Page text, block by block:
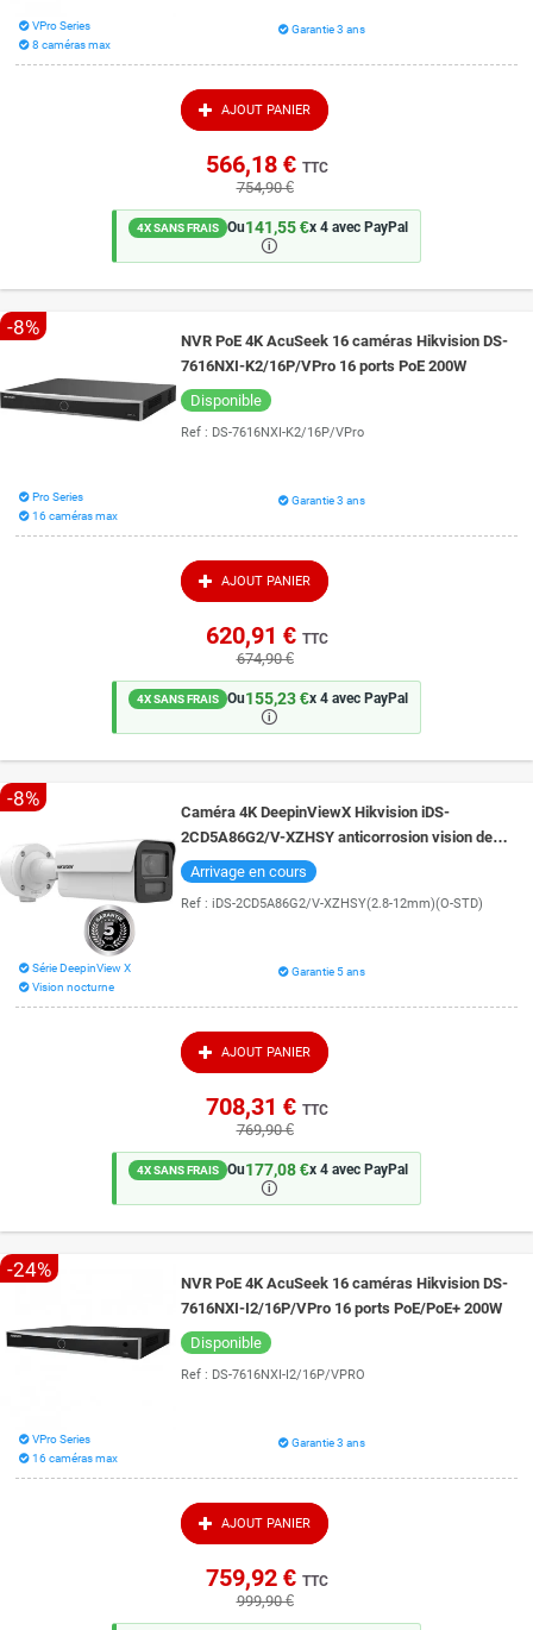
VPro Series
8 caméras max
Garantie 3 ans
AJOUT PANIER
566,18 € TTC
754,90 €
4X SANS FRAIS Ou141,55 €x 4 avec PayPal
🛈
-8%
NVR PoE 4K AcuSeek 16 caméras Hikvision DS-
7616NXI-K2/16P/VPro 16 ports PoE 200W
Disponible
Ref : DS-7616NXI-K2/16P/VPro
Pro Series
16 caméras max
Garantie 3 ans
AJOUT PANIER
620,91 € TTC
674,90 €
4X SANS FRAIS Ou155,23 €x 4 avec PayPal
🛈
-8%
Caméra 4K DeepinViewX Hikvision iDS-
2CD5A86G2/V-XZHSY anticorrosion vision de
nuit 80 mètres DarkFighter 2.0
Arrivage en cours
Ref : iDS-2CD5A86G2/V-XZHSY(2.8-12mm)(O-STD)
Série DeepinView X
Vision nocturne
Garantie 5 ans
AJOUT PANIER
708,31 € TTC
769,90 €
4X SANS FRAIS Ou177,08 €x 4 avec PayPal
🛈
-24%
NVR PoE 4K AcuSeek 16 caméras Hikvision DS-
7616NXI-I2/16P/VPro 16 ports PoE/PoE+ 200W
Disponible
Ref : DS-7616NXI-I2/16P/VPRO
VPro Series
16 caméras max
Garantie 3 ans
AJOUT PANIER
759,92 € TTC
999,90 €